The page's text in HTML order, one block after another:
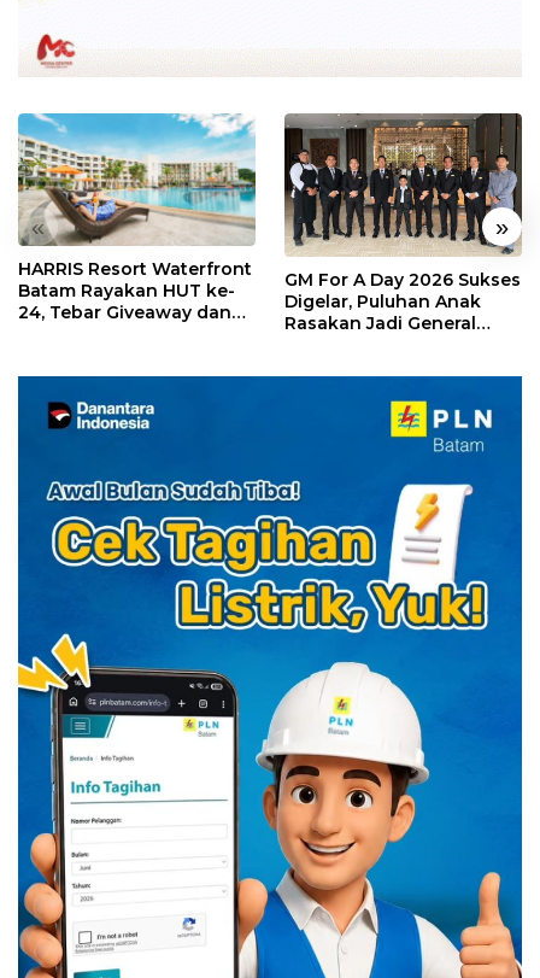
« »
HARRIS Resort Waterfront
Batam Rayakan HUT ke-
24, Tebar Giveaway dan
GM For A Day 2026 Sukses
Digelar, Puluhan Anak
Rasakan Jadi General